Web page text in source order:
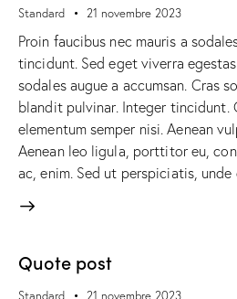
Standard 21 novembre 2023
Proin faucibus nec mauris a
tincidunt. Sed eget viverra
sodales augue a accumsan. Cras
blandit pulvinar. Integer tincidunt.
elementum semper nisi. Aenean
Aenean leo ligula, porttitor eu,
ac, enim. Sed ut perspiciatis,
Quote post
Standard 21 novembre 2023